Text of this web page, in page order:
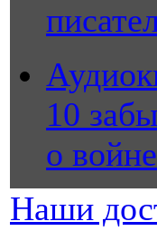
10
о войне
Наши